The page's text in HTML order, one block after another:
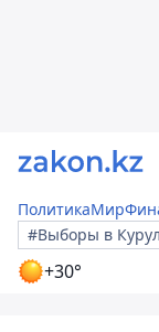
ПолитикаМир
#Выборы в
+30°